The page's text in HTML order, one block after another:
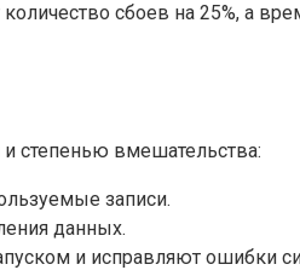
сбоев на 25%, а
степенью вмешательства:
записи.
данных.
и исправляют ошибки